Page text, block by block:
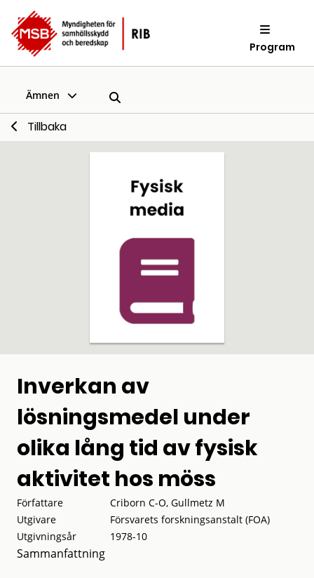
Program
Ämnen
Tillbaka
Inverkan av
lösningsmedel under
olika lång tid av fysisk
aktivitet hos möss
Författare
Criborn C-O, Gullmetz M
Utgivare
Försvarets forskningsanstalt (FOA)
Utgivningsår
1978-10
Sammanfattning